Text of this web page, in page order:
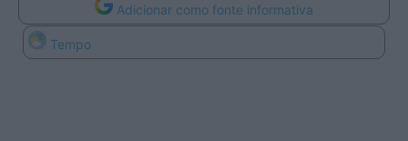
Adicionar como fonte informativa
Tempo